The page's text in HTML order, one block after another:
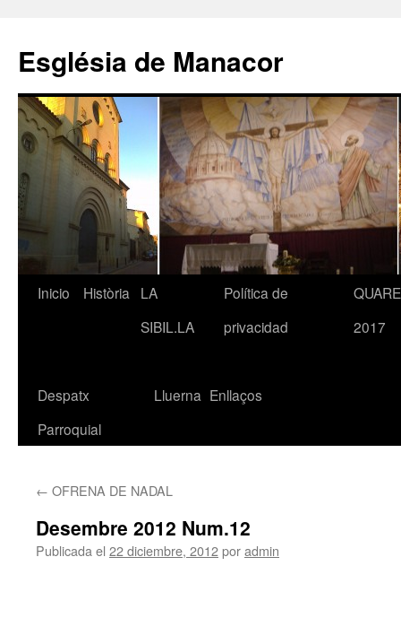
contenido
Església de Manacor
Inicio Història
LA
SIBIL.LA
Política de
privacidad
2017
Despatx
Parroquial
Lluerna Enllaços
← OFRENA DE NADAL
Desembre 2012 Num.12
Publicada el 22 diciembre, 2012poradmin